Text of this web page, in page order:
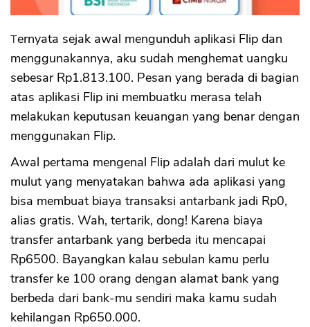
Biaya Admin Bulanan di Flip
Apa Bisa Pinjam Uang di Flip
Apa Bisa Saldo Flip Dicairkan
Kelebihan Flip
1. Bebas Biaya Transfer Antarbank
2. Biaya Top Up Listrik yang Lebih Murah
Daripada Beli di Tempat Lain
3. Kemudahan Membayar Tagihan Internet
4. Setiap Transaksi Akan Terakumulasi jadi
Saldo DutaMoney dan Koin Flip
5. Bisa Transfer ke Luar Negeri (Flip Globe)
6. Tampilan Aplikasi Simpel dan Gampang
Dipakai
7. Ada Riwayat Transaksi yang Rapi hingga
Bisa Transaksi dengan Data Histori
Transaksi Sebelumnya
8. Bisa Bayar Berbagai Macam Tagihan
Kekurangan Flip
1. Kalau Pakai Kode Virtual Account, Ada
Tambahan Biaya. Kalau Gak Pakai, Agak
Ternyata sejak awal mengunduh aplikasi Flip dan
menggunakannya, aku sudah menghemat uangku
sebesar Rp1.813.100. Pesan yang berada di bagian
atas aplikasi Flip ini membuatku merasa telah
melakukan keputusan keuangan yang benar dengan
menggunakan Flip.
Awal pertama mengenal Flip adalah dari mulut ke
mulut yang menyatakan bahwa ada aplikasi yang
bisa membuat biaya transaksi antarbank jadi Rp0,
alias gratis. Wah, tertarik, dong! Karena biaya
transfer antarbank yang berbeda itu mencapai
Rp6500. Bayangkan kalau sebulan kamu perlu
transfer ke 100 orang dengan alamat bank yang
berbeda dari bank-mu sendiri maka kamu sudah
kehilangan Rp650.000.